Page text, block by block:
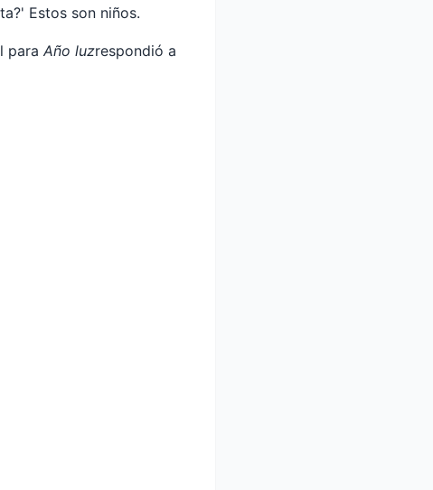
Estos son niños.
para Año luzrespondió a